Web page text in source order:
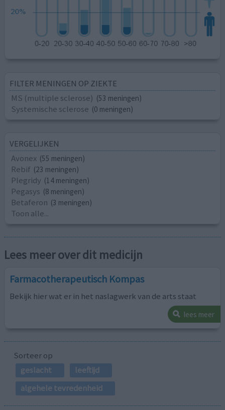
FILTER MENINGEN OP ZIEKTE
MS (multiple sclerose) (53 meningen)
Systemische sclerose (0 meningen)
VERGELIJKEN
Avonex (55 meningen)
Rebif (23 meningen)
Plegridy (14 meningen)
Pegasys (8 meningen)
Betaferon (3 meningen)
Toon alle...
Lees meer over dit medicijn
Farmacotherapeutisch Kompas
Bekijk hier wat er in het naslagwerk van de arts staat
lees meer
Sorteer op
geslacht
leeftijd
algehele tevredenheid